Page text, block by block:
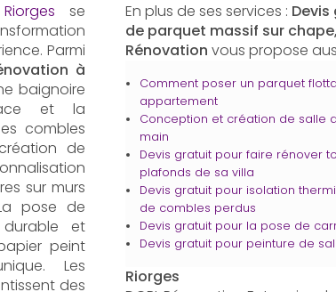
se
Parmi
à
baignoire
et la
combles
de
sur murs
pose de
et
peint
Les
des
En plus de ses services :
de parquet massif sur chape,
Rénovation vous propose
Comment poser un parquet
appartement
Conception et création de salle
main
Devis gratuit pour faire rénover
plafonds de sa villa
Devis gratuit pour isolation
de combles perdus
Devis gratuit pour la pose de
Devis gratuit pour peinture de
Riorges